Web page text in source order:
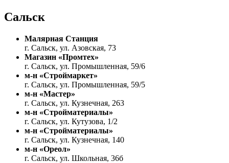
Сальск
Малярная Станция
г. Сальск, ул. Азовская, 73
Магазин «Промтех»
г. Сальск, ул. Промышленная, 59/6
м-н «Строймаркет»
г. Сальск, ул. Промышленная, 59/5
м-н «Мастер»
г. Сальск, ул. Кузнечная, 263
м-н «Стройматериалы»
г. Сальск, ул. Кутузова, 1/2
м-н «Стройматериалы»
г. Сальск, ул. Кузнечная, 140
м-н «Ореол»
г. Сальск, ул. Школьная, 36б